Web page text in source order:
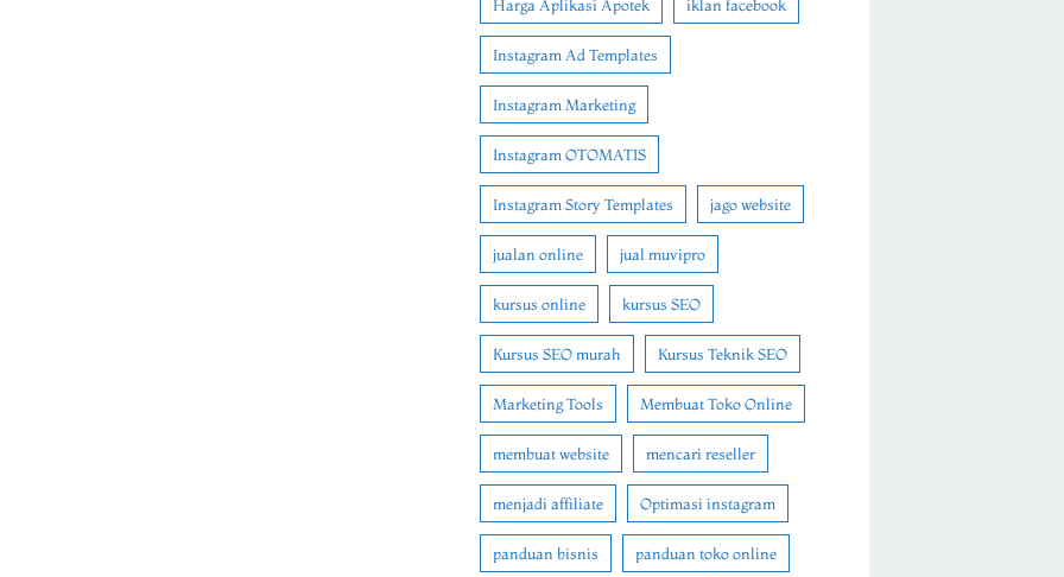
Harga Aplikasi Apotek iklan facebook
Instagram Ad Templates
Instagram Marketing
Instagram OTOMATIS
Instagram Story Templates jago website
jualan online jual muvipro
kursus online kursus SEO
Kursus SEO murah Kursus Teknik SEO
Marketing Tools Membuat Toko Online
membuat website mencari reseller
menjadi affiliate Optimasi instagram
panduan bisnis panduan toko online